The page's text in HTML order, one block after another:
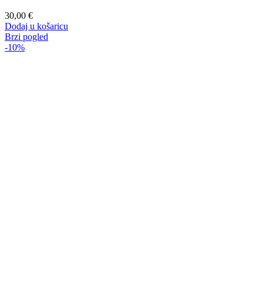
30,00 €
Dodaj u košaricu
Brzi pogled
-10%